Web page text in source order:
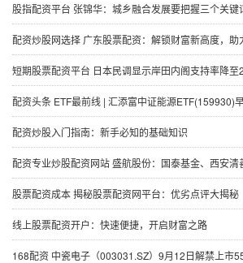
股指配资平台 张锦华：城乡融合发展要把握三个关键词
配资炒股网选择 广东股票配资：解锁财富新高度，助
短期股票配资平台 日本民调显示岸田内阁支持率降
配资头条 ETF最前线 | 汇添富中证能源ETF(159930)早盘下跌0.39%，可燃冰主题走
配资炒股入门指南：新手必知的基础知识
配资专业炒股配资网站 盛航股份：国泰基金、西安清善企业管理咨询有限公司等多
股票配资成本 揭秘股票配资网平台：优劣点评大揭秘
线上股票配资开户：快速便捷，开启财富之路
168配资 中瓷电子（003031.SZ）9月12日解禁上市554.7